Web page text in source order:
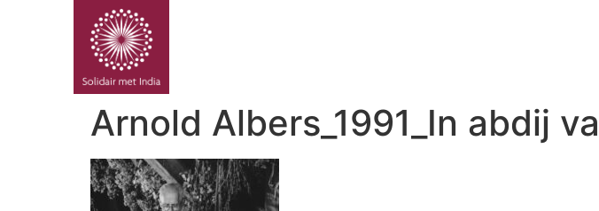
Arnold Albers_1991_In abdij